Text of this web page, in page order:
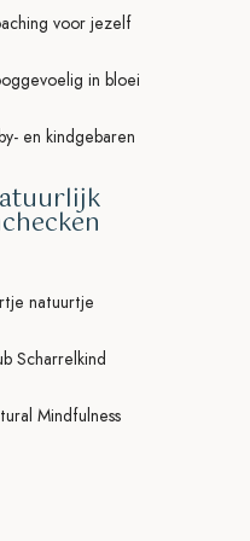
voor jezelf
in bloei
en kindgebaren
natuurtje
Scharrelkind
Mindfulness